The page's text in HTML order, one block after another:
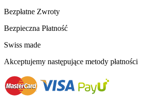
Bezpłatne Zwroty
Bezpieczna Płatność
Swiss made
Akceptujemy następujące metody płatności